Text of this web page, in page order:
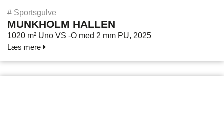
# Sportsgulve
MUNKHOLM HALLEN
1020 m² Uno VS -O med 2 mm PU, 2025
Læs mere